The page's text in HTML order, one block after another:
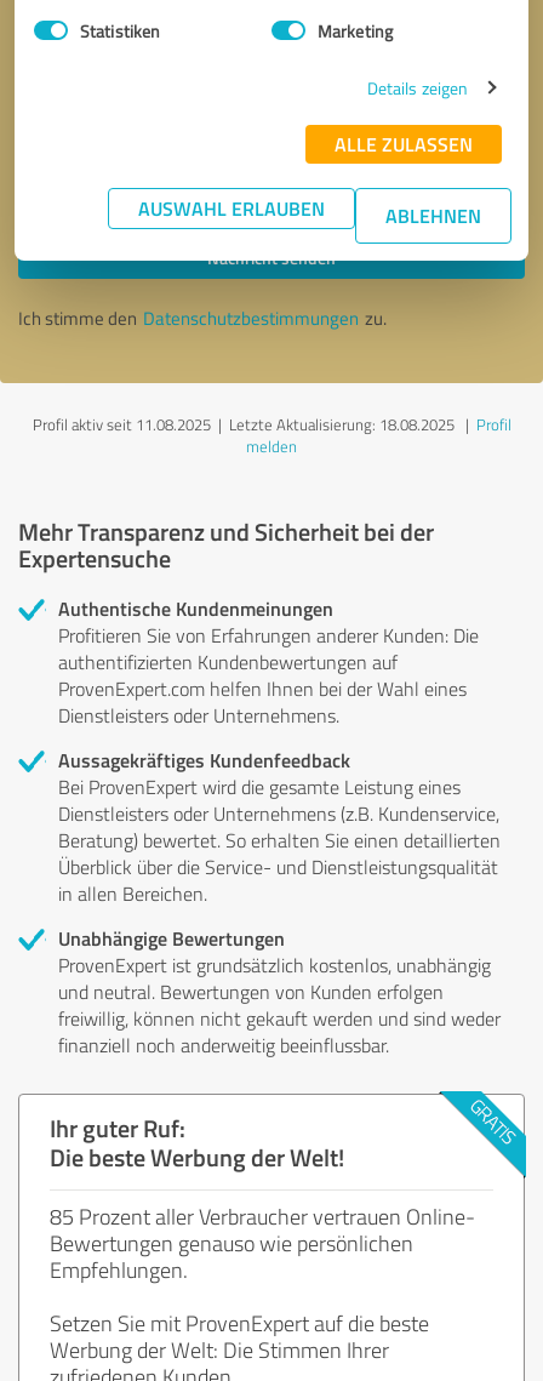
Statistiken Marketing
Details zeigen
ALLE ZULASSEN
AUSWAHL ERLAUBEN ABLEHNEN
Bitte um Rückruf * Erforderliche Angaben
Nachricht senden
Ich stimme den Datenschutzbestimmungen zu.
Profil aktiv seit 11.08.2025 | Letzte Aktualisierung: 18.08.2025| Profil
melden
Mehr Transparenz und Sicherheit bei der
Expertensuche
Authentische Kundenmeinungen
Profitieren Sie von Erfahrungen anderer Kunden: Die
authentifizierten Kundenbewertungen auf
ProvenExpert.com helfen Ihnen bei der Wahl eines
Dienstleisters oder Unternehmens.
Aussagekräftiges Kundenfeedback
Bei ProvenExpert wird die gesamte Leistung eines
Dienstleisters oder Unternehmens (z.B. Kundenservice,
Beratung) bewertet. So erhalten Sie einen detaillierten
Überblick über die Service- und Dienstleistungsqualität
in allen Bereichen.
Unabhängige Bewertungen
ProvenExpert ist grundsätzlich kostenlos, unabhängig
und neutral. Bewertungen von Kunden erfolgen
freiwillig, können nicht gekauft werden und sind weder
finanziell noch anderweitig beeinflussbar.
Ihr guter Ruf:
Die beste Werbung der Welt!
85 Prozent aller Verbraucher vertrauen Online-
Bewertungen genauso wie persönlichen
Empfehlungen.
Setzen Sie mit ProvenExpert auf die beste
Werbung der Welt: Die Stimmen Ihrer